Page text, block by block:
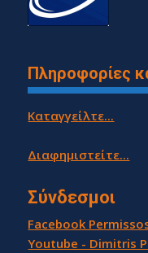
Πληροφορίες
Καταγγείλτε...
Διαφημιστείτε...
Σύνδεσμοι
Facebook
Youtube - Dimitris